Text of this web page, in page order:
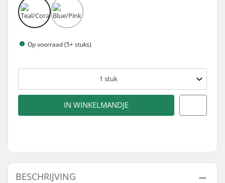
Op voorraad (5+ stuks)
1 stuk
IN WINKELMANDJE
BESCHRIJVING